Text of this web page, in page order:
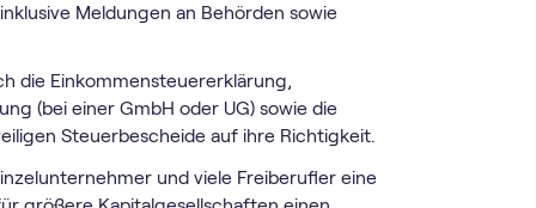
Meldungen an Behörden sowie
die Einkommensteuererklärung,
(bei einer GmbH oder UG) sowie die
Steuerbescheide auf ihre Richtigkeit.
und viele Freiberufler eine